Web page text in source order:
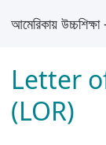
আমেরিকায়
Letter
(LOR)